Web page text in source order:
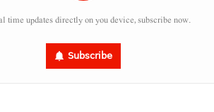
time updates directly on you device, subscribe now.
Subscribe